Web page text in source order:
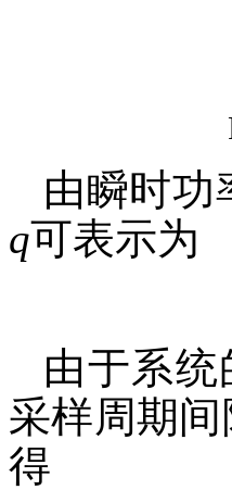
由瞬时功
q可表示为
由于系
采样周期
得